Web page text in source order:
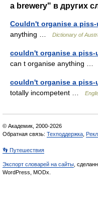
a brewery" в других
Couldn't organise a
anything …
Dictionary of
couldn't organise a piss-
can t organise anything …
couldn't organise a piss-
totally incompetent …
© Академик, 2000-2026
Обратная связь: Техподдержка
👣 Путешествия
Экспорт словарей на сайты ,
WordPress, MODx.